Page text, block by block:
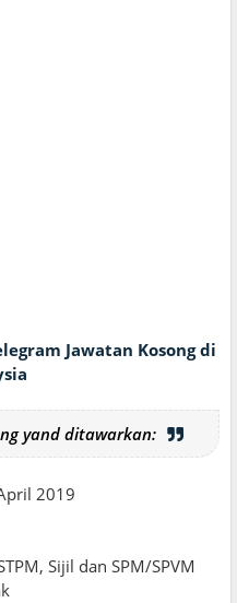
Jawatan Kosong di
yand ditawarkan:
2019
Sijil dan SPM/SPVM